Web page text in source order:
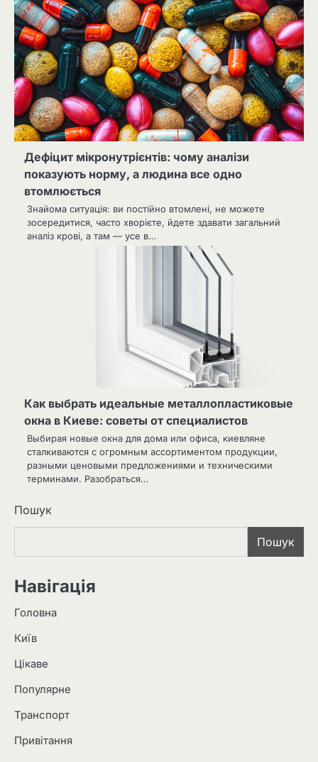
Дефіцит мікронутрієнтів: чому аналізи
показують норму, а людина все одно
втомлюється
Знайома ситуація: ви постійно втомлені, не можете
зосередитися, часто хворієте, йдете здавати загальний
аналіз крові, а там — усе в…
Как выбрать идеальные металлопластиковые
окна в Киеве: советы от специалистов
Выбирая новые окна для дома или офиса, киевляне
сталкиваются с огромным ассортиментом продукции,
разными ценовыми предложениями и техническими
терминами. Разобраться…
Пошук
Пошук
Навігація
Головна
Київ
Цікаве
Популярне
Транспорт
Привітання